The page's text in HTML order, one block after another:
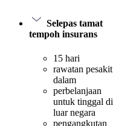
Selepas tamat
tempoh insurans
15 hari
rawatan pesakit
dalam
perbelanjaan
untuk tinggal di
luar negara
pengangkutan